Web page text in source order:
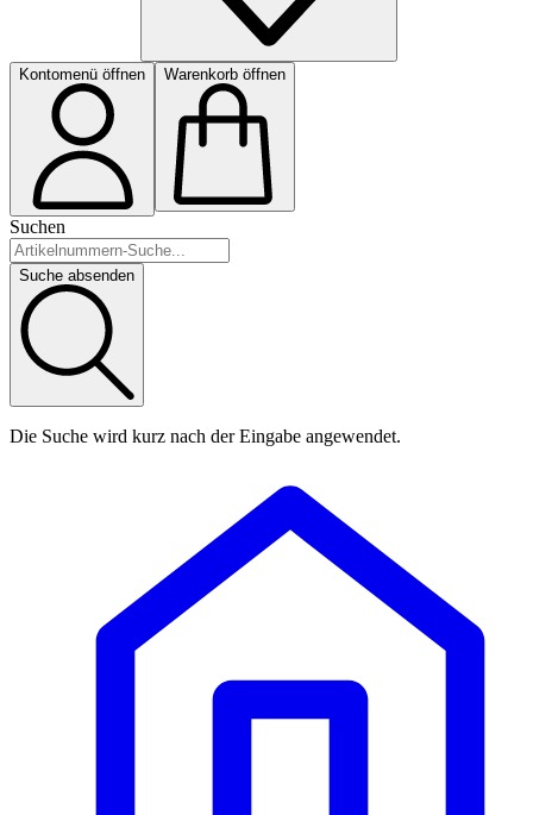
Kontomenü öffnen Warenkorb öffnen
Suchen
Suche absenden
Die Suche wird kurz nach der Eingabe angewendet.